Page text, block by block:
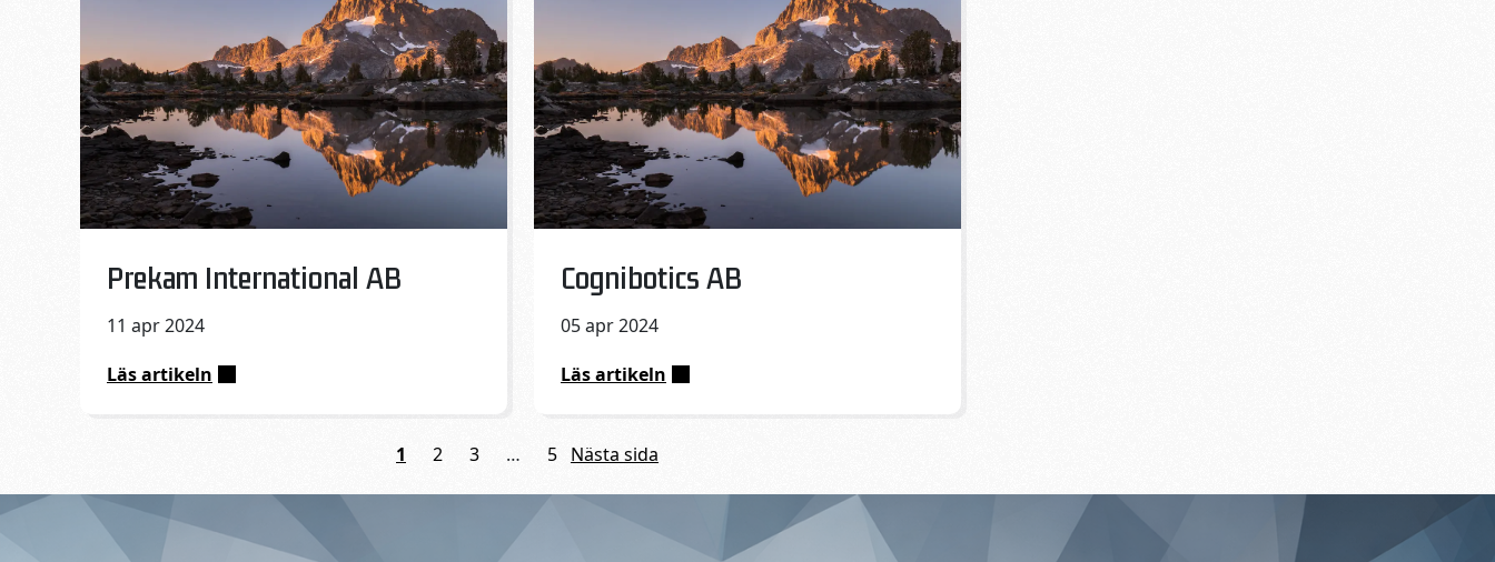
Prekam International AB
Published on:
11 apr 2024
Läs artikeln
:
Cognibotics AB
Published on:
05 apr 2024
Läs artikeln
:
1 2 3 … 5 Nästa sida